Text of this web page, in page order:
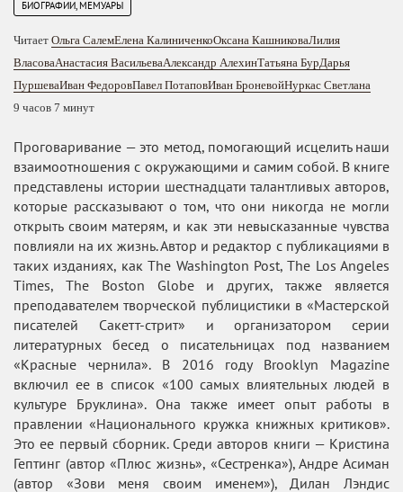
БИОГРАФИИ, МЕМУАРЫ
Читает Ольга СалемЕлена КалиниченкоОксана КашниковаЛилия
ВласоваАнастасия ВасильеваАлександр АлехинТатьяна БурДарья
ПуршеваИван ФедоровПавел ПотаповИван БроневойНуркас Светлана
9 часов 7 минут
Проговаривание — это метод, помогающий исцелить наши
взаимоотношения с окружающими и самим собой. В книге
представлены истории шестнадцати талантливых авторов,
которые рассказывают о том, что они никогда не могли
открыть своим матерям, и как эти невысказанные чувства
повлияли на их жизнь. Автор и редактор с публикациями в
таких изданиях, как The Washington Post, The Los Angeles
Times, The Boston Globe и других, также является
преподавателем творческой публицистики в «Мастерской
писателей Сакетт-стрит» и организатором серии
литературных бесед о писательницах под названием
«Красные чернила». В 2016 году Brooklyn Magazine
включил ее в список «100 самых влиятельных людей в
культуре Бруклина». Она также имеет опыт работы в
правлении «Национального кружка книжных критиков».
Это ее первый сборник. Среди авторов книги — Кристина
Гептинг (автор «Плюс жизнь», «Сестренка»), Андре Асиман
(автор «Зови меня своим именем»), Дилан Лэндис